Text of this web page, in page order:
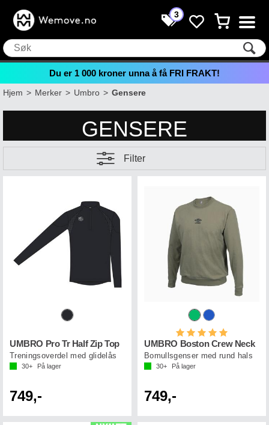
3
Du er 1 000 kroner unna å få FRI FRAKT!
Hjem>Merker>Umbro>Gensere
GENSERE
Filter
UMBRO Pro Tr Half Zip Top
Treningsoverdel med glidelås
30+ På lager
749,-
Karakter:
UMBRO Boston Crew Neck
Bomullsgenser med rund hals
30+ På lager
749,-